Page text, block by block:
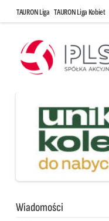
TAURON Liga TAURON Liga Kobiet
Wiadomości